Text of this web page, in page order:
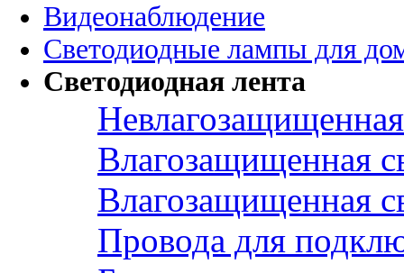
Видеонаблюдение
Светодиодные лампы для
Светодиодная лента
Влагозащищенная
Влагозащищенная
Провода для